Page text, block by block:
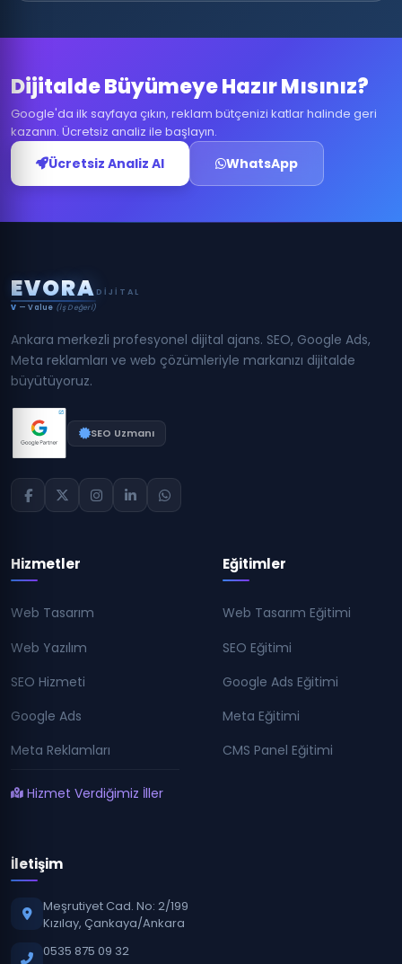
Dijitalde Büyümeye Hazır Mısınız?
Google'da ilk sayfaya çıkın, reklam bütçenizi katlar halinde geri
kazanın. Ücretsiz analiz ile başlayın.
Ücretsiz Analiz Al WhatsApp
EVORA DIJITAL
V — Value (İş Değeri)
Ankara merkezli profesyonel dijital ajans. SEO, Google Ads,
Meta reklamları ve web çözümleriyle markanızı dijitalde
büyütüyoruz.
SEO Uzmanı
Hizmetler
Web Tasarım
Web Yazılım
SEO Hizmeti
Google Ads
Meta Reklamları
Hizmet Verdiğimiz İller
Eğitimler
Web Tasarım Eğitimi
SEO Eğitimi
Google Ads Eğitimi
Meta Eğitimi
CMS Panel Eğitimi
İletişim
Meşrutiyet Cad. No: 2/199
Kızılay, Çankaya/Ankara
0535 875 09 32